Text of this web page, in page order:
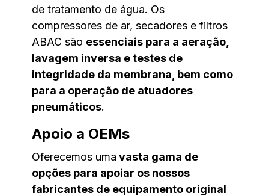
de tratamento de água. Os
compressores de ar, secadores e filtros
ABAC são essenciais para a aeração,
lavagem inversa e testes de
integridade da membrana, bem como
para a operação de atuadores
pneumáticos.
Apoio a OEMs
Oferecemos uma vasta gama de
opções para apoiar os nossos
fabricantes de equipamento original